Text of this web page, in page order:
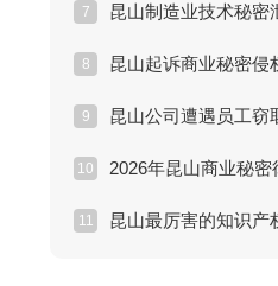
7
8
9
10
11